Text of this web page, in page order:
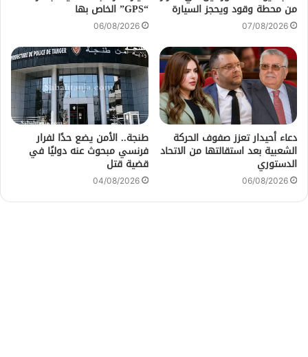
من محطة وقود ويحجز السيارة
07/08/2026
“GPS” الخاص بها
06/08/2026
دعاء أحيدار تعزز صفوف الحركة
الشعبية بعد استقالتها من الاتحاد
الدستوري
06/08/2026
طنجة.. الأمن يضع حدًا لفرار
فرنسي مبحوث عنه دوليًا في
قضية قتل
04/08/2026